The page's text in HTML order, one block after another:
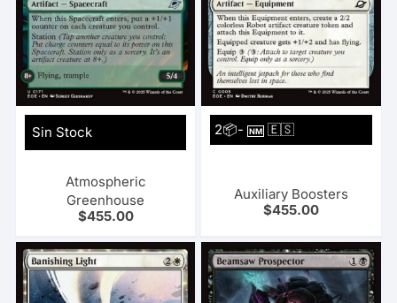
Sin Stock
Atmospheric
Greenhouse
$455.00
2📦-NM 🇪🇸
Auxiliary Boosters
$455.00